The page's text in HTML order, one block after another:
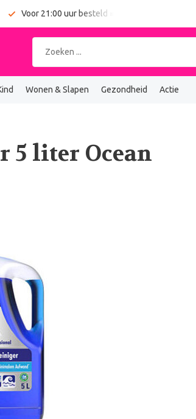
Voor 21:00 uur besteld = vandaag verzonden
Wonen & Slapen Gezondheid Actie
5 liter Ocean